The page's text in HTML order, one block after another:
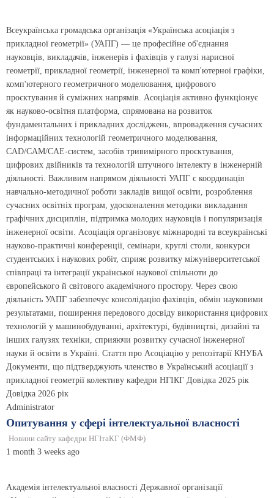
Всеукраїнська громадська організація «Українська асоціація з
прикладної геометрії» (УАПГ) — це професійне об'єднання
науковців, викладачів, інженерів і фахівців у галузі нарисної
геометрії, прикладної геометрії, інженерної та комп'ютерної графіки,
комп'ютерного геометричного моделювання, цифрового
проєктування й суміжних напрямів. Асоціація активно функціонує
як науково-освітня платформа, спрямована на розвиток
фундаментальних і прикладних досліджень, впровадження сучасних
інформаційних технологій геометричного моделювання,
CAD/CAM/CAE-систем, засобів тривимірного проєктування,
цифрових двійників та технологій штучного інтелекту в інженерній
діяльності. Важливим напрямом діяльності УАПГ є координація
навчально-методичної роботи закладів вищої освіти, розроблення
сучасних освітніх програм, удосконалення методики викладання
графічних дисциплін, підтримка молодих науковців і популяризація
інженерної освіти. Асоціація організовує міжнародні та всеукраїнські
науково-практичні конференції, семінари, круглі столи, конкурси
студентських і наукових робіт, сприяє розвитку міжуніверситетської
співпраці та інтеграції української наукової спільноти до
європейського й світового академічного простору. Через свою
діяльність УАПГ забезпечує консолідацію фахівців, обмін науковими
результатами, поширення передового досвіду використання цифрових
технологій у машинобудуванні, архітектурі, будівництві, дизайні та
інших галузях техніки, сприяючи розвитку сучасної інженерної
науки й освіти в Україні. Стаття про Асоціацію у репозітарії КНУБА
Документи, що підтверджують членство в Український асоціації з
прикладної геометрії колективу кафедри НГІКГ Довідка 2025 рік
Довідка 2026 рік
Administrator
Опитування у сфері інтелектуальної власності
Новини сайту кафедри НГІтаКГ (ФМФ)
1 month 3 weeks ago
Академія інтелектуальної власності Державної організації